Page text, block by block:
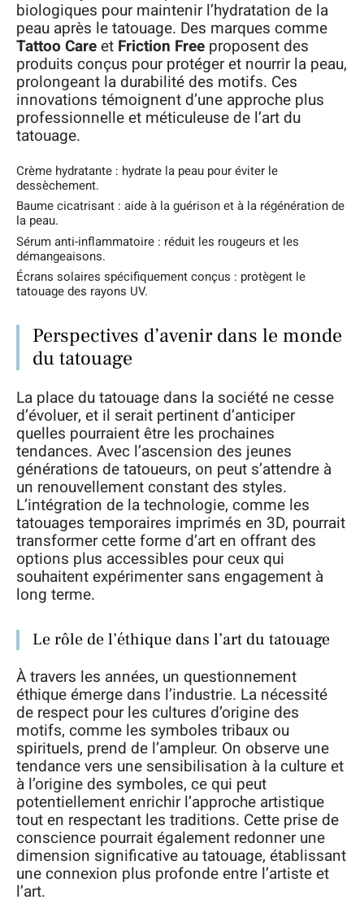
biologiques pour maintenir l’hydratation de la
peau après le tatouage. Des marques comme
Tattoo Careet Friction Free proposent des
produits conçus pour protéger et nourrir la peau,
prolongeant la durabilité des motifs. Ces
innovations témoignent d’une approche plus
professionnelle et méticuleuse de l’art du
tatouage.
Crème hydratante : hydrate la peau pour éviter le
dessèchement.
Baume cicatrisant : aide à la guérison et à la régénération de
la peau.
Sérum anti-inflammatoire : réduit les rougeurs et les
démangeaisons.
Écrans solaires spécifiquement conçus : protègent le
tatouage des rayons UV.
Perspectives d’avenir dans le monde
du tatouage
La place du tatouage dans la société ne cesse
d’évoluer, et il serait pertinent d’anticiper
quelles pourraient être les prochaines
tendances. Avec l’ascension des jeunes
générations de tatoueurs, on peut s’attendre à
un renouvellement constant des styles.
L’intégration de la technologie, comme les
tatouages temporaires imprimés en 3D, pourrait
transformer cette forme d’art en offrant des
options plus accessibles pour ceux qui
souhaitent expérimenter sans engagement à
long terme.
Le rôle de l’éthique dans l’art du tatouage
À travers les années, un questionnement
éthique émerge dans l’industrie. La nécessité
de respect pour les cultures d’origine des
motifs, comme les symboles tribaux ou
spirituels, prend de l’ampleur. On observe une
tendance vers une sensibilisation à la culture et
à l’origine des symboles, ce qui peut
potentiellement enrichir l’approche artistique
tout en respectant les traditions. Cette prise de
conscience pourrait également redonner une
dimension significative au tatouage, établissant
une connexion plus profonde entre l’artiste et
l’art.